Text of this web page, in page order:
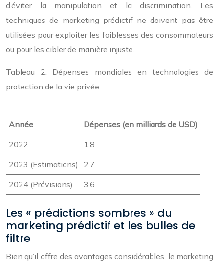
d’éviter la manipulation et la discrimination. Les
techniques de marketing prédictif ne doivent pas être
utilisées pour exploiter les faiblesses des consommateurs
ou pour les cibler de manière injuste.
Tableau 2. Dépenses mondiales en technologies de
protection de la vie privée
Année Dépenses (en milliards de USD)
2022 1.8
2023 (Estimations) 2.7
2024 (Prévisions) 3.6
Les « prédictions sombres » du
marketing prédictif et les bulles de
filtre
Bien qu’il offre des avantages considérables, le marketing